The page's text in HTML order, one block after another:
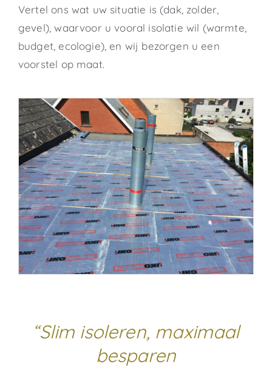
Vertel ons wat uw situatie is (dak, zolder,
gevel), waarvoor u vooral isolatie wil (warmte,
budget, ecologie), en wij bezorgen u een
voorstel op maat.
“Slim isoleren, maximaal
besparen